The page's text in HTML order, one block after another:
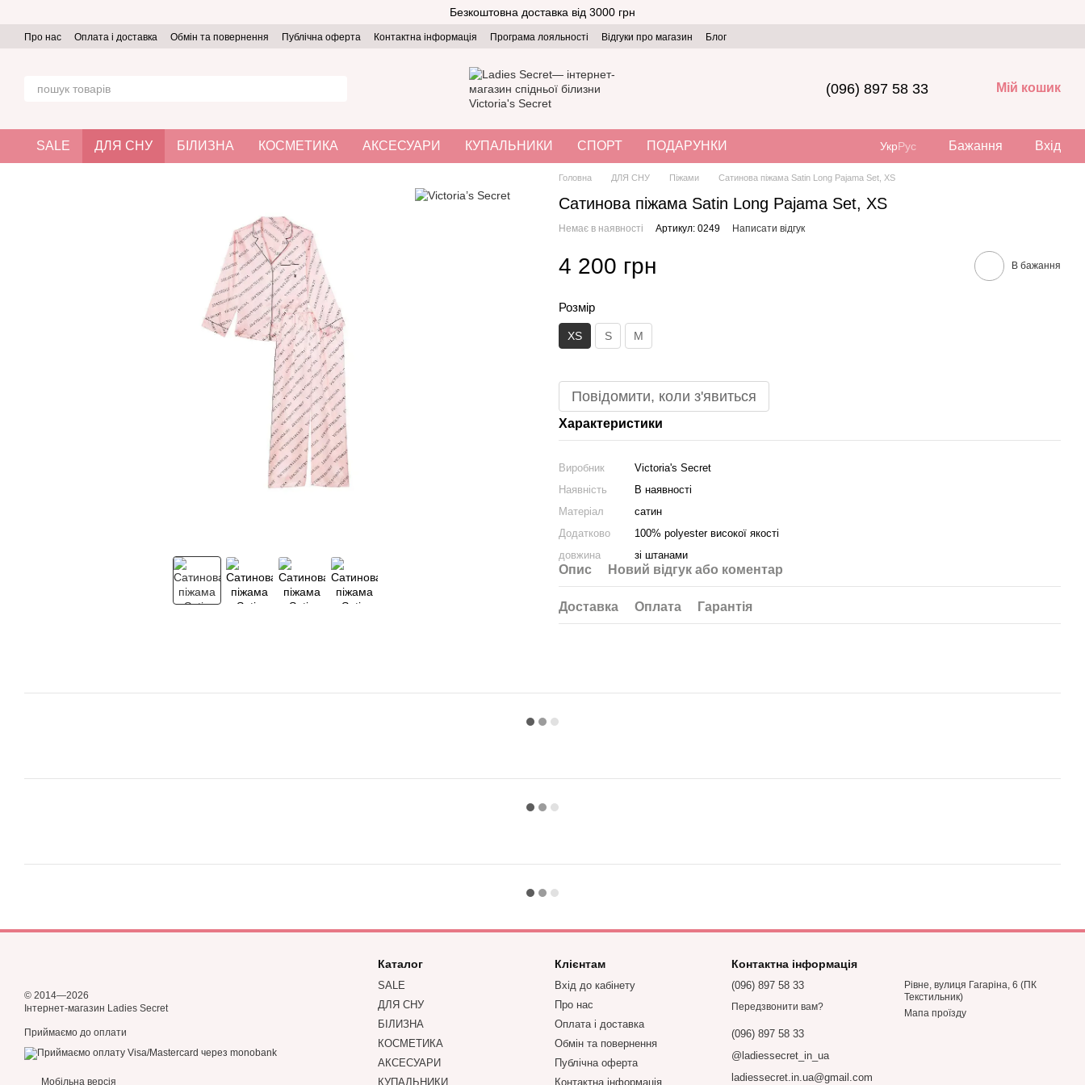
Безкоштовна доставка від 3000 грн
Про нас Оплата і доставка Обмін та повернення Публічна оферта Контактна інформація Програма лояльності Відгуки про магазин Блог
(096) 897 58 33 Мій кошик
SALE ДЛЯ СНУ БІЛИЗНА КОСМЕТИКА АКСЕСУАРИ КУПАЛЬНИКИ СПОРТ ПОДАРУНКИ УкрРус Бажання Вхід
Головна ДЛЯ СНУ Піжами Сатинова піжама Satin Long Pajama Set, XS
Сатинова піжама Satin Long Pajama Set, XS
Немає в наявності Артикул: 0249 Написати відгук
4 200 грн В бажання
Розмір
XS S M
Повідомити, коли з'явиться
Характеристики
Виробник
Victoria's Secret
Наявність
В наявності
Матеріал
сатин
Додатково
100% polyester високої якості
довжина
зі штанами
Опис Новий відгук або коментар
Доставка Оплата Гарантія
© 2014—2026
Інтернет-магазин Ladies Secret
Приймаємо до оплати
Мобільна версія
Каталог
SALE
ДЛЯ СНУ
БІЛИЗНА
КОСМЕТИКА
АКСЕСУАРИ
КУПАЛЬНИКИ
Клієнтам
Вхід до кабінету
Про нас
Оплата і доставка
Обмін та повернення
Публічна оферта
Контактна інформація
Контактна інформація
(096) 897 58 33
Передзвонити вам?
(096) 897 58 33
@ladiessecret_in_ua
ladiessecret.in.ua@gmail.com
Рівне, вулиця Гагаріна, 6 (ПК
Текстильник)
Мапа проїзду